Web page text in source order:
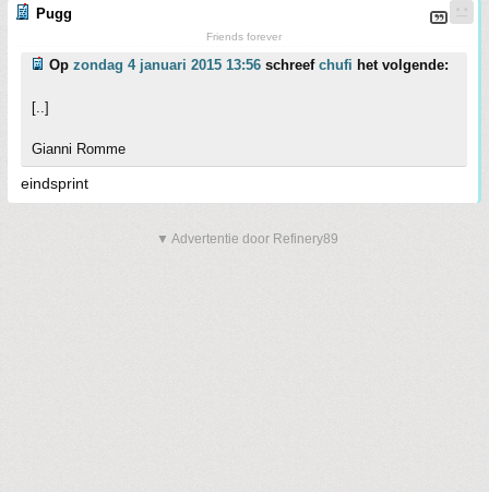
Pugg
Friends forever
Op zondag 4 januari 2015 13:56 schreef chufi het volgende:
[..]
Gianni Romme
eindsprint
▼ Advertentie door Refinery89